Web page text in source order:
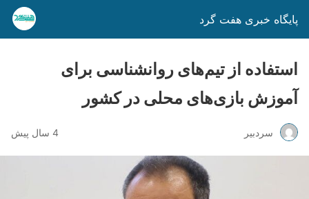
پایگاه خبری هفت گرد
استفاده از تیم‌های روانشناسی برای
آموزش بازی‌های محلی در کشور
سردبیر 4 سال پیش